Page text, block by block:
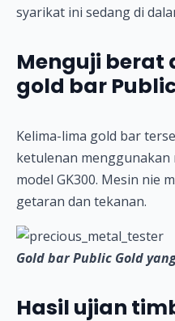
syarikat ini sedang di
Menguji berat
gold bar
Kelima-lima gold bar
ketulenan menggunakan
model GK300. Mesin nie
getaran dan tekanan.
Gold bar Public Gold
Hasil ujian